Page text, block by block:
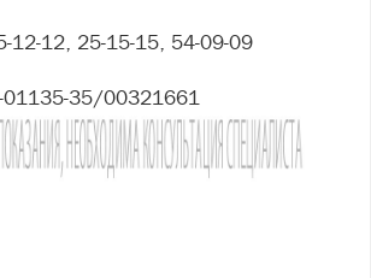
12-12, 25-15-15, 54-09-09
01135-35/00321661